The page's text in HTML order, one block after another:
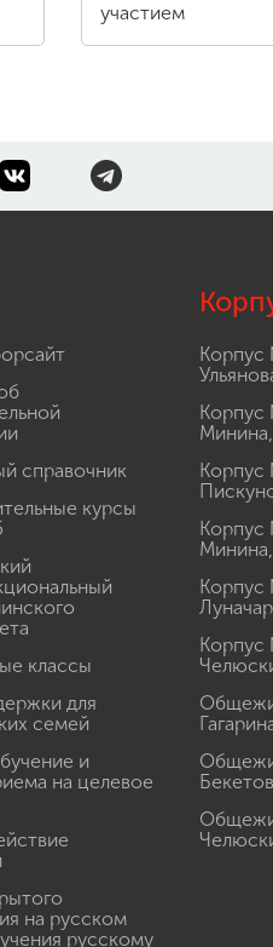
участием
справочник
курсы
классы
для
семей
и
на целевое
на русском
русскому
Корпус
Корпус
Корпус
Корпус